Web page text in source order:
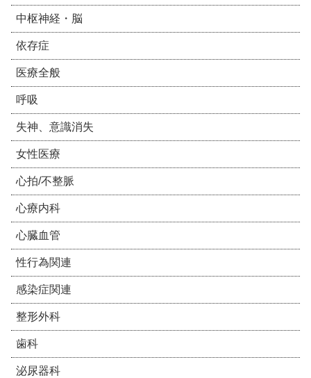
中枢神経・脳
依存症
医療全般
呼吸
失神、意識消失
女性医療
心拍/不整脈
心療内科
心臓血管
性行為関連
感染症関連
整形外科
歯科
泌尿器科